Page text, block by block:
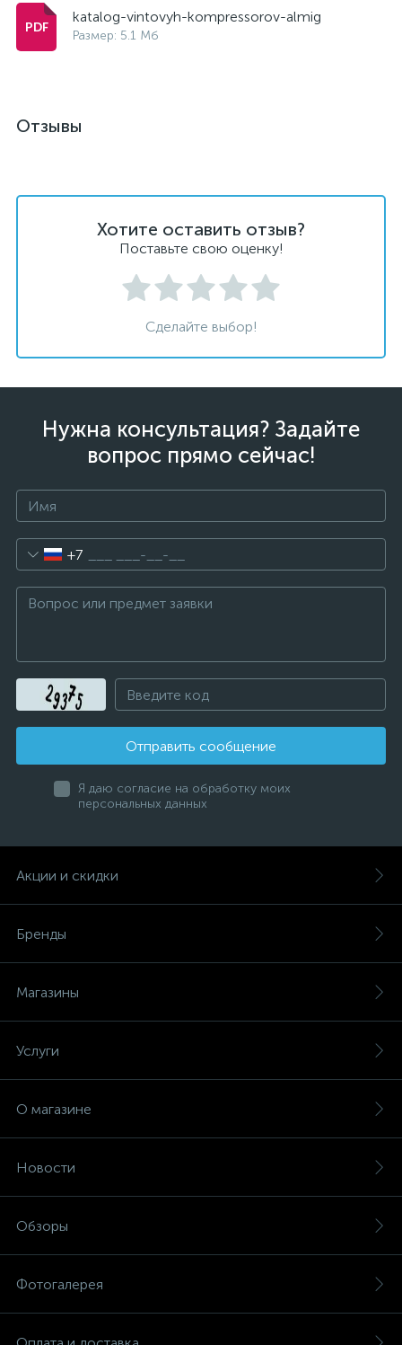
katalog-vintovyh-kompressorov-almig
Размер: 5.1 Мб
Отзывы
Хотите оставить отзыв?
Поставьте свою оценку!
Сделайте выбор!
Нужна консультация? Задайте
вопрос прямо сейчас!
+7
Отправить сообщение
Я даю согласие на обработку моих
персональных данных
Акции и скидки
Бренды
Магазины
Услуги
О магазине
Новости
Обзоры
Фотогалерея